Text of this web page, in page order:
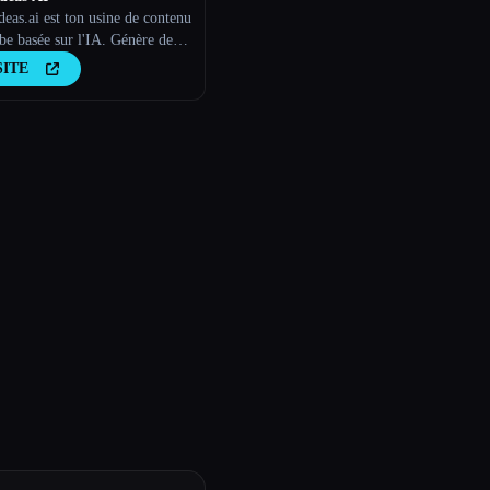
est ton usine de contenu
basée sur l'IA. Génère des
d'un virus, de nouvelles
vidéos et du contenu